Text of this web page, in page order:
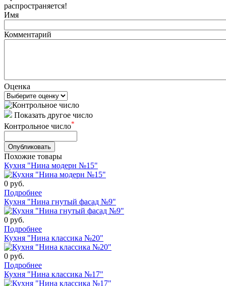
распространяется!
Имя
Комментарий
Оценка
Показать другое число
Контрольное число*
Похожие товары
Кухня "Нина модерн №15"
0 руб.
Подробнее
Кухня "Нина гнутый фасад №9"
0 руб.
Подробнее
Кухня "Нина классика №20"
0 руб.
Подробнее
Кухня "Нина классика №17"